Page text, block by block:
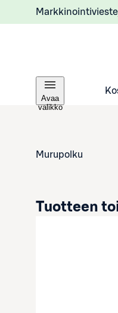
Avaa
valikko
Murupolku
Tuotteen